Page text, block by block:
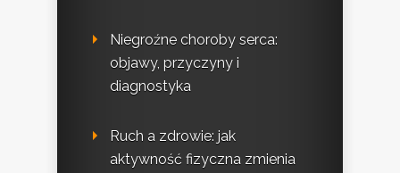
Niegroźne choroby serca:
objawy, przyczyny i
diagnostyka
Ruch a zdrowie: jak
aktywność fizyczna zmienia